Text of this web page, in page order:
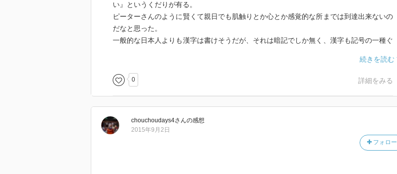
い』というくだりが有る。
ピーターさんのように賢くて親日でも肌触りとか心とか感覚的な所までは到達出来ないの
だなと思った。
一般的な日本人よりも漢字は書けそうだが、それは暗記でしか無く、漢字も記号の一種ぐ
結婚すると奥さんの名前は旦那さんの名前の最後に「ネー」をつけただけになるというも
のだ。
0 詳細をみる
chouchoudays4さんの感想
フォロー
2015年9月2日